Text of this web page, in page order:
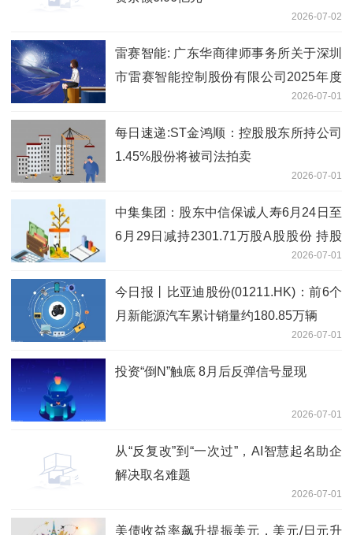
2026-07-02
雷赛智能: 广东华商律师事务所关于深圳
市雷赛智能控制股份有限公司2025年度
向特定对象发行A股股票的补充法律意见
书（一） 即时
2026-07-01
每日速递:ST金鸿顺：控股股东所持公司
1.45%股份将被司法拍卖
2026-07-01
中集集团：股东中信保诚人寿6月24日至
6月29日减持2301.71万股A股股份 持股
2026-07-01
今日报丨比亚迪股份(01211.HK)：前6个
月新能源汽车累计销量约180.85万辆
2026-07-01
投资“倒N”触底 8月后反弹信号显现
2026-07-01
从“反复改”到“一次过”，AI智慧起名助企
解决取名难题
2026-07-01
美债收益率飙升提振美元，美元/日元升